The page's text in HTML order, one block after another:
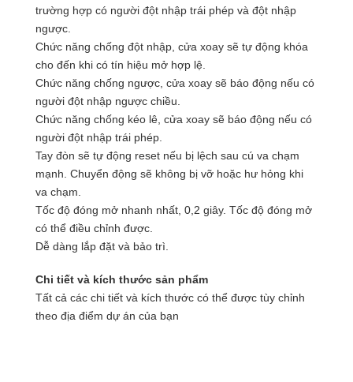
trường hợp có người đột nhập trái phép và đột nhập
ngược.
Chức năng chống đột nhập, cửa xoay sẽ tự động khóa
cho đến khi có tín hiệu mở hợp lệ.
Chức năng chống ngược, cửa xoay sẽ báo động nếu có
người đột nhập ngược chiều.
Chức năng chống kéo lê, cửa xoay sẽ báo động nếu có
người đột nhập trái phép.
Tay đòn sẽ tự động reset nếu bị lệch sau cú va chạm
mạnh. Chuyển động sẽ không bị vỡ hoặc hư hỏng khi
va chạm.
Tốc độ đóng mở nhanh nhất, 0,2 giây. Tốc độ đóng mở
có thể điều chỉnh được.
Dễ dàng lắp đặt và bảo trì.
Chi tiết và kích thước sản phẩm
Tất cả các chi tiết và kích thước có thể được tùy chỉnh
theo địa điểm dự án của bạn